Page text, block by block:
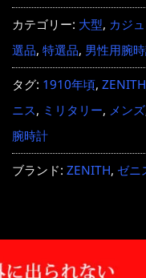
カテゴリー: 大型, カジ
選品, 特選品, 男性用腕
タグ: 1910年頃, ZENITH
ニス, ミリタリー, メンズ
腕時計
ブランド: ZENITH, ゼニ